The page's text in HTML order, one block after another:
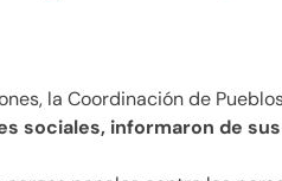
la Coordinación de
sociales, informaron de